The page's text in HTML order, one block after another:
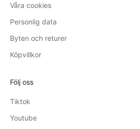
Våra cookies
Personlig data
Byten och returer
Köpvillkor
Följ oss
Tiktok
Youtube